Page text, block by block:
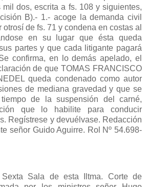
dos, escrita a fs. 108 y siguientes,
B).- 1.- acoge la demanda civil
de fs. 71 y condena en costas al
en su lugar que ésta queda
partes y que cada litigante pagará
confirma, en lo demás apelado, el
de que TOMAS FRANCISCO
queda condenado como autor
de mediana gravedad y que se
de la suspensión del carné,
que lo habilite para conducir
Regístrese y devuélvase. Redacción
señor Guido Aguirre. Rol Nº 54.698-
Sala de esta Iltma. Corte de